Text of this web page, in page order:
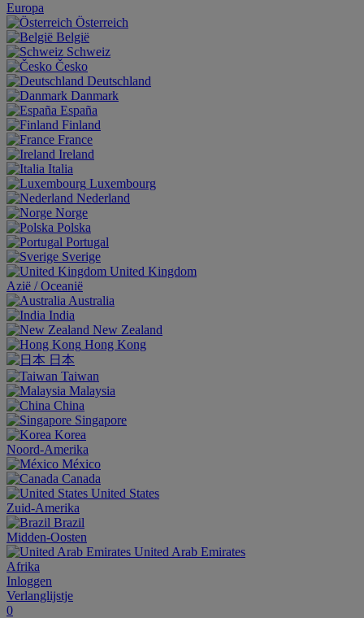
Europa
Österreich
België
Schweiz
Česko
Deutschland
Danmark
España
Finland
France
Ireland
Italia
Luxembourg
Nederland
Norge
Polska
Portugal
Sverige
United Kingdom
Aziё / Oceaniё
Australia
India
New Zealand
Hong Kong
日本
Taiwan
Malaysia
China
Singapore
Korea
Noord-Amerika
México
Canada
United States
Zuid-Amerika
Brazil
Midden-Oosten
United Arab Emirates
Afrika
Inloggen
Verlanglijstje
0